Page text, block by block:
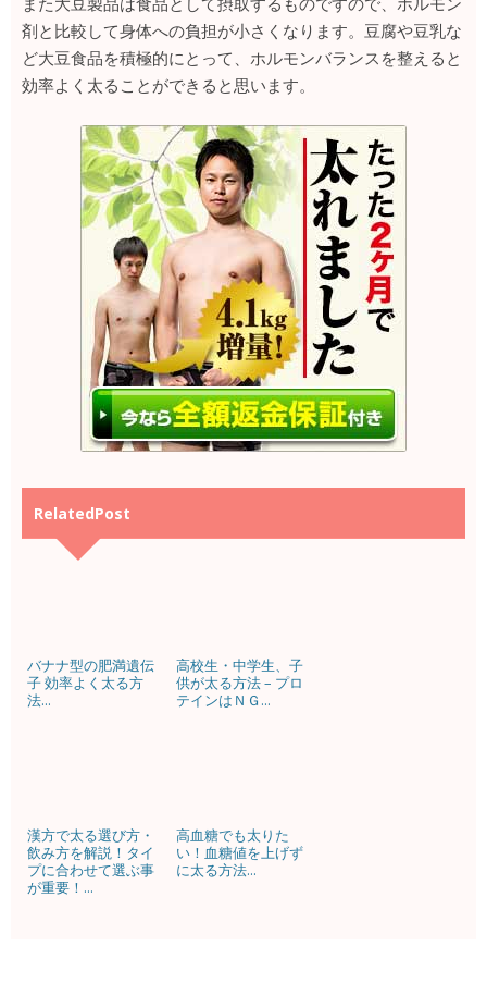
剤と比較して身体への負担が小さくなります。豆腐や豆乳な
ど大豆食品を積極的にとって、ホルモンバランスを整えると
効率よく太ることができると思います。
RelatedPost
バナナ型の肥満遺伝
子 効率よく太る方
法...
高校生・中学生、子
供が太る方法 – プロ
テインはＮＧ...
漢方で太る選び方・
飲み方を解説！タイ
プに合わせて選ぶ事
が重要！...
高血糖でも太りた
い！血糖値を上げず
に太る方法...